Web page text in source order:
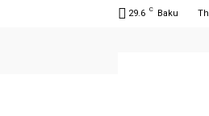
29.6 C Baku